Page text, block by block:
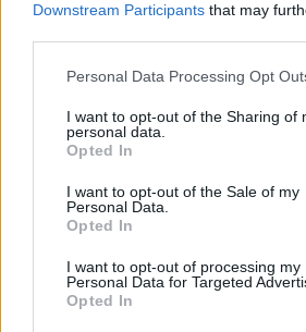
Downstream Participants that may
Personal Data Processing Opt
I want to opt-out of the Sharing of
personal data.
Opted In
I want to opt-out of the Sale of my
Personal Data.
Opted In
I want to opt-out of processing my
Personal Data for Targeted
Opted In